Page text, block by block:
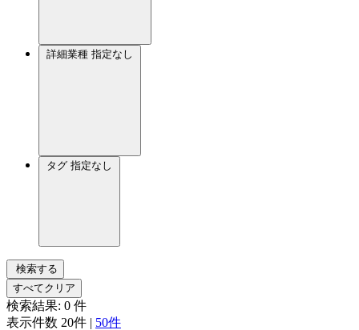
詳細業種 指定なし
タグ 指定なし
検索する
すべてクリア
検索結果: 0 件
表示件数 20件 | 50件